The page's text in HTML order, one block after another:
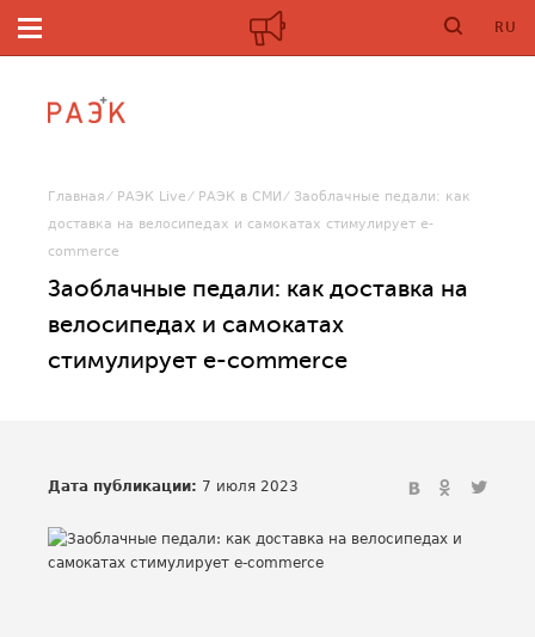
RU
Главная РАЭК Live РАЭК в СМИ
Заоблачные педали: как
доставка на велосипедах и самокатах стимулирует e-
commerce
Заоблачные педали: как доставка на
велосипедах и самокатах
стимулирует e-commerce
Дата публикации: 7 июля 2023